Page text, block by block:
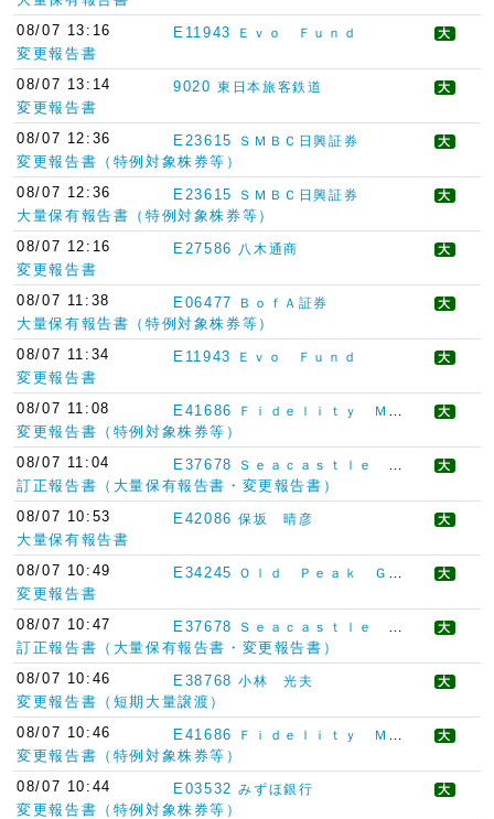
08/07 13:16
E11943 Ｅｖｏ Ｆｕｎｄ 大
変更報告書
08/07 13:14
9020 東日本旅客鉄道 大
変更報告書
08/07 12:36
E23615 ＳＭＢＣ日興証券 大
変更報告書（特例対象株券等）
08/07 12:36
E23615 ＳＭＢＣ日興証券 大
大量保有報告書（特例対象株券等）
08/07 12:16
E27586 八木通商 大
変更報告書
08/07 11:38
E06477 ＢｏｆＡ証券 大
大量保有報告書（特例対象株券等）
08/07 11:34
E11943 Ｅｖｏ Ｆｕｎｄ 大
変更報告書
08/07 11:08
E41686 Ｆｉｄｅｌｉｔｙ Ｍａｎａｇｅｍｅｎｔ ＆ Ｒｅｓｅａｒｃｈ Ｃｏｍｐａｎｙ ＬＬＣ 大
変更報告書（特例対象株券等）
08/07 11:04
E37678 Ｓｅａｃａｓｔｌｅ Ｓｉｎｇａｐｏｒｅ Ｐｔｅ．Ｌｔｄ 大
訂正報告書（大量保有報告書・変更報告書）
08/07 10:53
E42086 保坂 晴彦 大
大量保有報告書
08/07 10:49
E34245 Ｏｌｄ Ｐｅａｋ Ｇｒｏｕｐ Ｌｔｄ． 大
変更報告書
08/07 10:47
E37678 Ｓｅａｃａｓｔｌｅ Ｓｉｎｇａｐｏｒｅ Ｐｔｅ．Ｌｔｄ 大
訂正報告書（大量保有報告書・変更報告書）
08/07 10:46
E38768 小林 光夫 大
変更報告書（短期大量譲渡）
08/07 10:46
E41686 Ｆｉｄｅｌｉｔｙ Ｍａｎａｇｅｍｅｎｔ ＆ Ｒｅｓｅａｒｃｈ Ｃｏｍｐａｎｙ ＬＬＣ 大
変更報告書（特例対象株券等）
08/07 10:44
E03532 みずほ銀行 大
変更報告書（特例対象株券等）